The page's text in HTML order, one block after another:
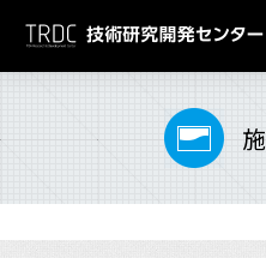
沿革
地盤・防災技術グループ
施設・設備